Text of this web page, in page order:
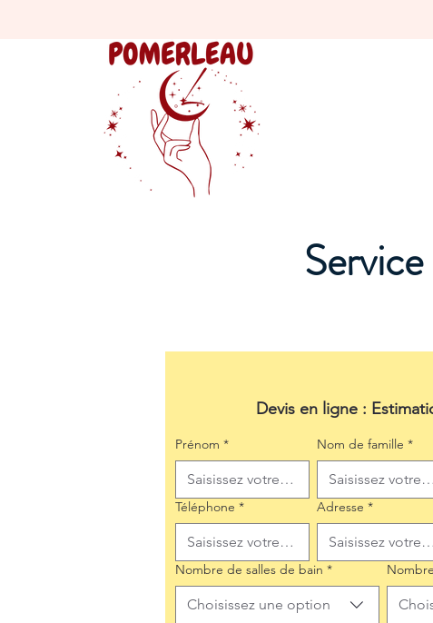
Devis en ligne :
Prénom * Nom de famille *
Téléphone * Adresse *
Nombre de salles de bain *
Choisissez une option